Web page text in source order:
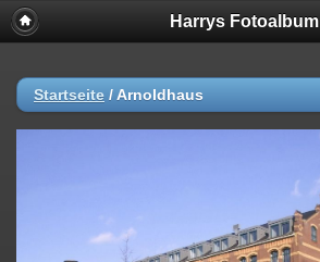
Harrys Fotoalbum
Startseite / Arnoldhaus